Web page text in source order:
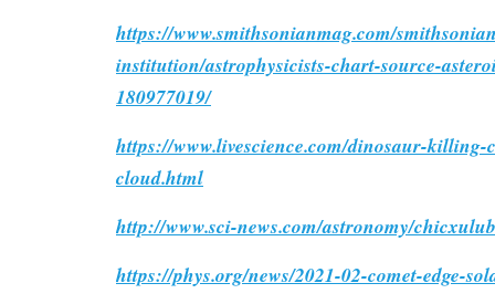
https://www.smithsonianmag.com/
institution/astrophysicists-chart-source-
180977019/
https://www.livescience.com/dinosaur-killing-
cloud.html
http://www.sci-news.com/astronomy/
https://phys.org/news/2021-02-comet-edge-